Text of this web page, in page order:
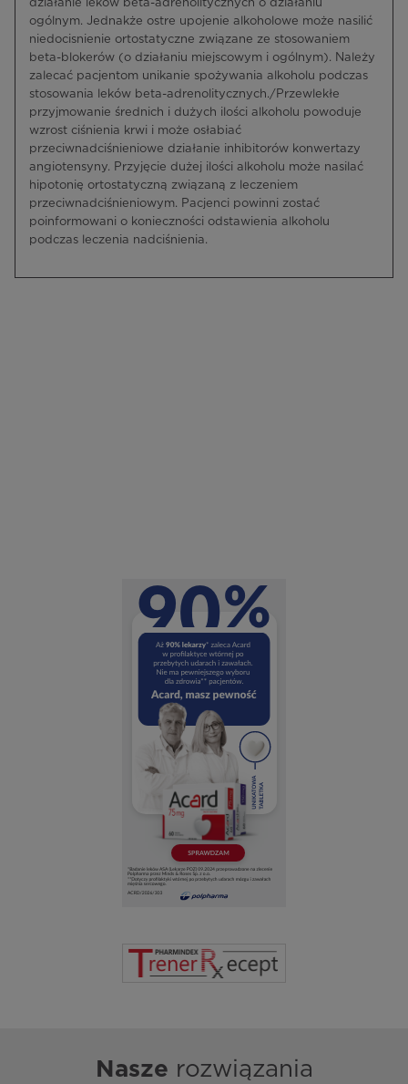
działanie leków beta-adrenolitycznych o działaniu
ogólnym. Jednakże ostre upojenie alkoholowe może nasilić
niedocisnienie ortostatyczne związane ze stosowaniem
beta-blokerów (o działaniu miejscowym i ogólnym). Należy
zalecać pacjentom unikanie spożywania alkoholu podczas
stosowania leków beta-adrenolitycznych./Przewlekłe
przyjmowanie średnich i dużych ilości alkoholu powoduje
wzrost ciśnienia krwi i może osłabiać
przeciwnadciśnieniowe działanie inhibitorów konwertazy
angiotensyny. Przyjęcie dużej ilości alkoholu może nasilać
hipotonię ortostatyczną związaną z leczeniem
przeciwnadciśnieniowym. Pacjenci powinni zostać
poinformowani o konieczności odstawienia alkoholu
podczas leczenia nadciśnienia.
Nasze rozwiązania